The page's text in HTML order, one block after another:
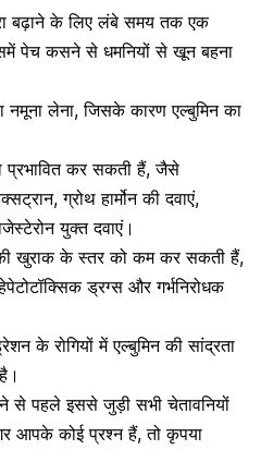
बढ़ाने के लिए लंबे समय तक एक
पेच कसने से धमनियों से खून बहना
लेना, जिसके कारण एल्बुमिन का
प्रभावित कर सकती हैं, जैसे
ग्रोथ हार्मोन की दवाएं,
युक्त दवाएं।
खुराक के स्तर को कम कर सकती हैं,
ड्रग्स औरगर्भनिरोधक
के रोगियों में एल्बुमिन की सांद्रता
से पहले इससे जुड़ी सभी चेतावनियों
आपके कोई प्रश्न हैं, तो कृपया